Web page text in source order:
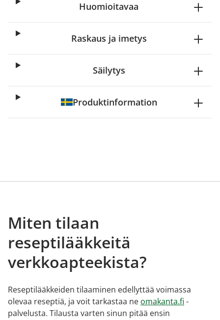
Huomioitavaa
Raskaus ja imetys
Säilytys
Produktinformation
Miten tilaan
reseptilääkkeitä
verkkoapteekista?
Reseptilääkkeiden tilaaminen edellyttää voimassa
olevaa reseptiä, ja voit tarkastaa ne omakanta.fi -
palvelusta. Tilausta varten sinun pitää ensin